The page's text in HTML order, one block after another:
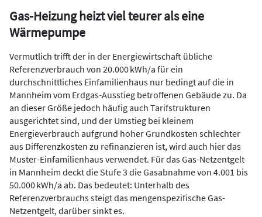
Gas-Heizung heizt viel teurer als eine
Wärmepumpe
Vermutlich trifft der in der Energiewirtschaft übliche
Referenzverbrauch von 20.000 kWh/a für ein
durchschnittliches Einfamilienhaus nur bedingt auf die in
Mannheim vom Erdgas-Ausstieg betroffenen Gebäude zu. Da
an dieser Größe jedoch häufig auch Tarifstrukturen
ausgerichtet sind, und der Umstieg bei kleinem
Energieverbrauch aufgrund hoher Grundkosten schlechter
aus Differenzkosten zu refinanzieren ist, wird auch hier das
Muster-Einfamilienhaus verwendet. Für das Gas-Netzentgelt
in Mannheim deckt die Stufe 3 die Gasabnahme von 4.001 bis
50.000 kWh/a ab. Das bedeutet: Unterhalb des
Referenzverbrauchs steigt das mengenspezifische Gas-
Netzentgelt, darüber sinkt es.